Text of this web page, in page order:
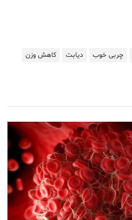
چربی خوب دیابت کاهش وزن